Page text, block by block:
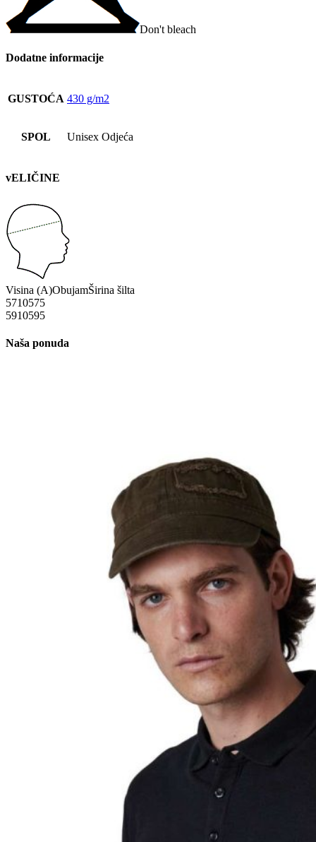
Don't bleach
Dodatne informacije
GUSTOĆA 430 g/m2
SPOL Unisex Odjeća
vELIČINE
Visina (A)ObujamŠirina šilta
5710575
5910595
Naša ponuda